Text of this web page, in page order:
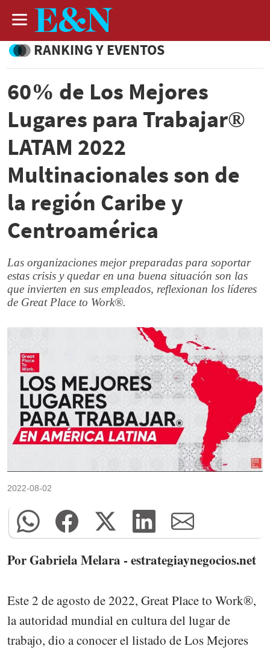
RANKING Y EVENTOS
60% de Los Mejores
Lugares para Trabajar®
LATAM 2022
Multinacionales son de
la región Caribe y
Centroamérica
Las organizaciones mejor preparadas para soportar
estas crisis y quedar en una buena situación son las
que invierten en sus empleados, reflexionan los líderes
de Great Place to Work®.
2022-08-02
Por Gabriela Melara - estrategiaynegocios.net
Este 2 de agosto de 2022, Great Place to Work®,
la autoridad mundial en cultura del lugar de
trabajo, dio a conocer el listado de Los Mejores